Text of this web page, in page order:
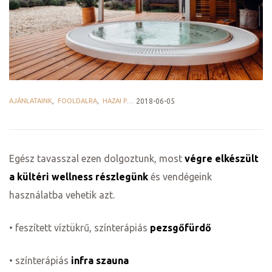
AJÁNLATAINK FOOLDALRA HAZAI PROVENCE BLOG 2018-06-05
Egész tavasszal ezen dolgoztunk, most végre elkészült
a kültéri wellness részlegünk és vendégeink
használatba vehetik azt.
• feszített víztükrű, színterápiás pezsgőfürdő
• színterápiás infra szauna